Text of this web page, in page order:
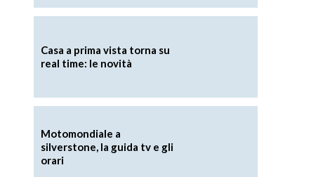
Casa a prima vista torna su
real time: le novità
Motomondiale a
silverstone, la guida tv e gli
orari